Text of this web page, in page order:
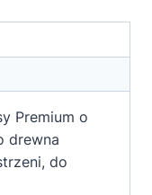
Premium o
drewna
do